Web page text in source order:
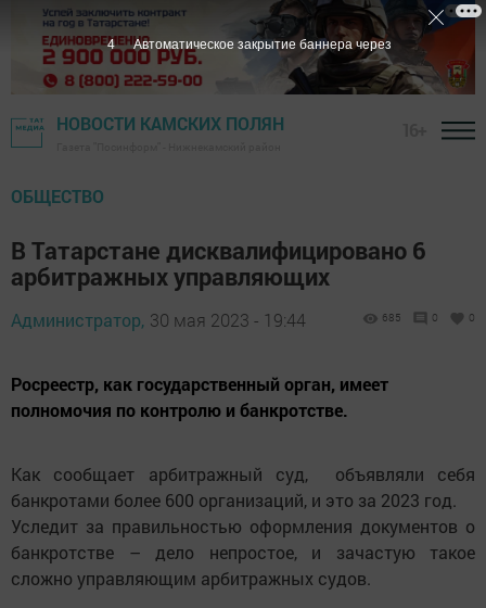
НОВОСТИ КАМСКИХ ПОЛЯН
ОБЩЕСТВО
В Татарстане дисквалифицировано 6
арбитражных управляющих
Администратор, 30 мая 2023 - 19:44 685 0 0
Росреестр, как государственный орган, имеет
полномочия по контролю и банкротстве.
Как сообщает арбитражный суд, объявляли себя
банкротами более 600 организаций, и это за 2023 год.
Уследит за правильностью оформления документов о
банкротстве – дело непростое, и зачастую такое
сложно управляющим арбитражных судов.
3 Автоматическое закрытие баннера через